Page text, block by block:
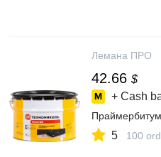
Лемана ПРО
42.66 $
+ Cash
5 100